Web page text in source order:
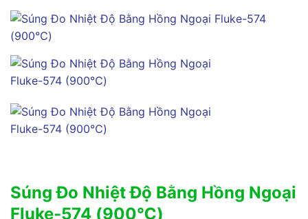
Súng Đo Nhiệt Độ Bằng Hồng Ngoại
Fluke-574 (900℃)